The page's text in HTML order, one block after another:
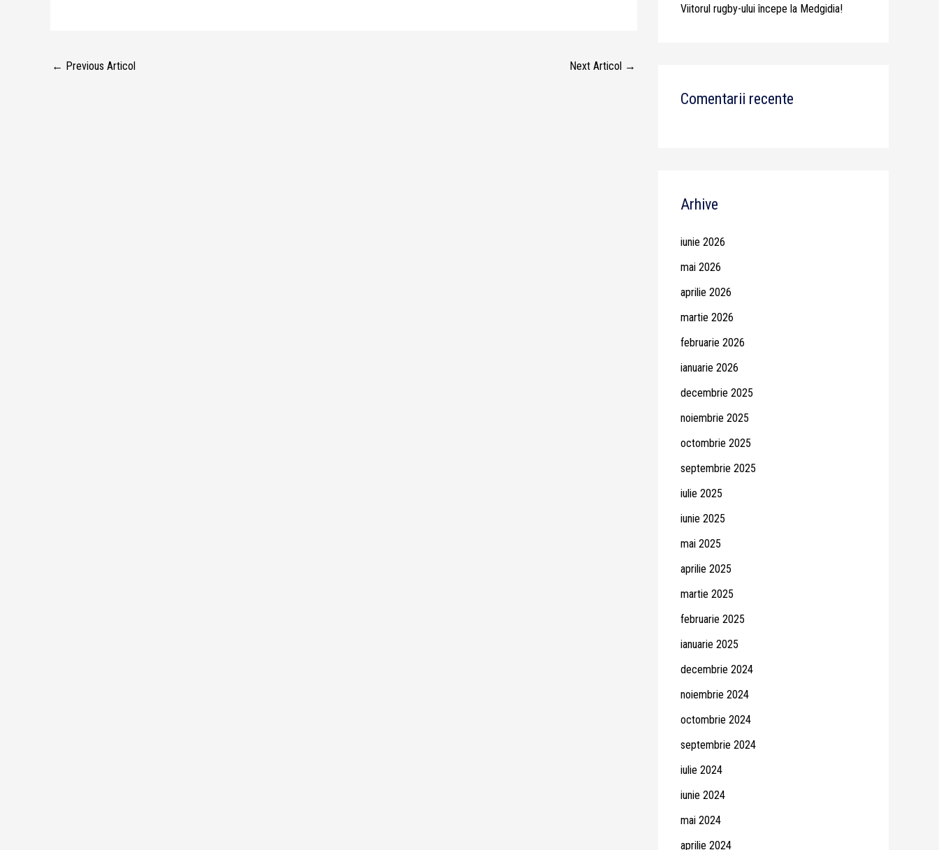
← Previous Articol Next Articol →
Viitorul rugby-ului începe la Medgidia!
Comentarii recente
Arhive
iunie 2026
mai 2026
aprilie 2026
martie 2026
februarie 2026
ianuarie 2026
decembrie 2025
noiembrie 2025
octombrie 2025
septembrie 2025
iulie 2025
iunie 2025
mai 2025
aprilie 2025
martie 2025
februarie 2025
ianuarie 2025
decembrie 2024
noiembrie 2024
octombrie 2024
septembrie 2024
iulie 2024
iunie 2024
mai 2024
aprilie 2024